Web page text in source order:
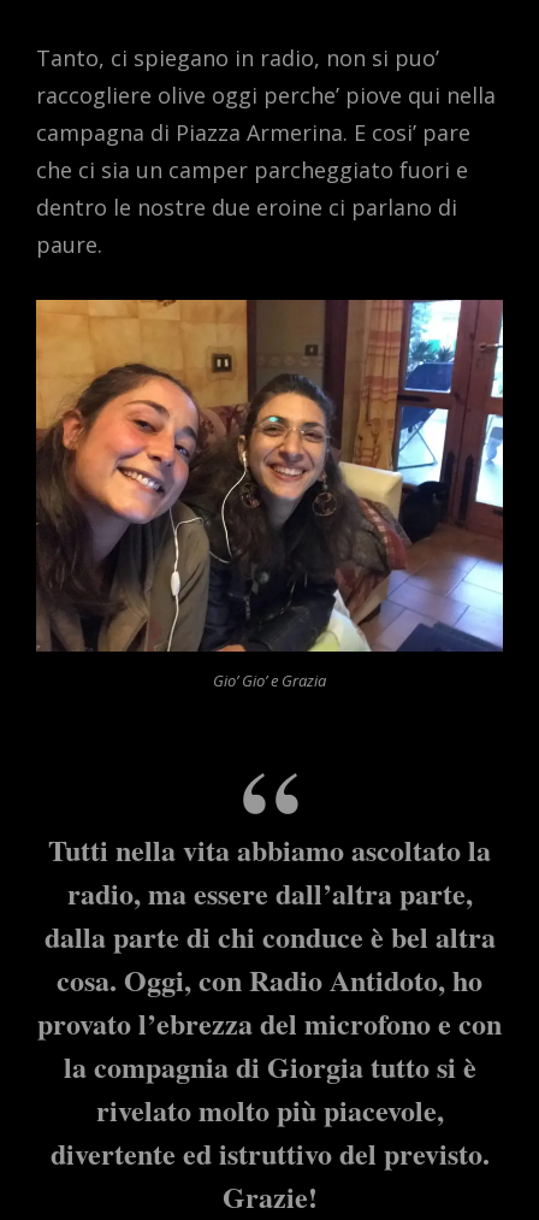
Tanto, ci spiegano in radio, non si puo’
raccogliere olive oggi perche’ piove qui nella
campagna di Piazza Armerina. E cosi’ pare
che ci sia un camper parcheggiato fuori e
dentro le nostre due eroine ci parlano di
paure.
Gio’ Gio’ e Grazia
Tutti nella vita abbiamo ascoltato la
radio, ma essere dall’altra parte,
dalla parte di chi conduce è bel altra
cosa. Oggi, con Radio Antidoto, ho
provato l’ebrezza del microfono e con
la compagnia di Giorgia tutto si è
rivelato molto più piacevole,
divertente ed istruttivo del previsto.
Grazie!